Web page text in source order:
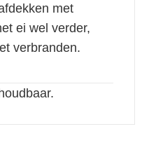
met
ei wel verder,
verbranden.